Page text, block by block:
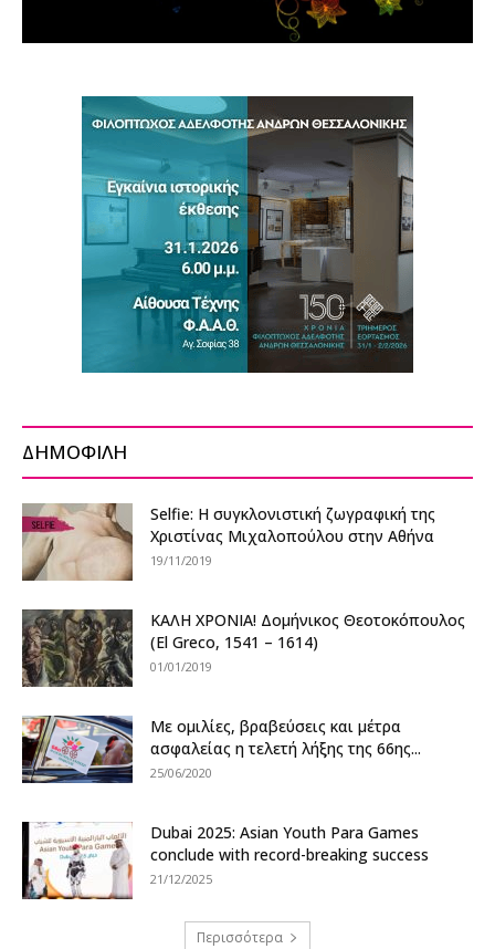
ΔΗΜΟΦΙΛΗ
Selfie: Η συγκλονιστική ζωγραφική της
Χριστίνας Μιχαλοπούλου στην Αθήνα
19/11/2019
ΚΑΛΗ ΧΡΟΝΙΑ! Δομήνικος Θεοτοκόπουλος
(El Greco, 1541 – 1614)
01/01/2019
Με ομιλίες, βραβεύσεις και μέτρα
ασφαλείας η τελετή λήξης της 66ης...
25/06/2020
Dubai 2025: Asian Youth Para Games
conclude with record-breaking success
21/12/2025
Περισσότερα